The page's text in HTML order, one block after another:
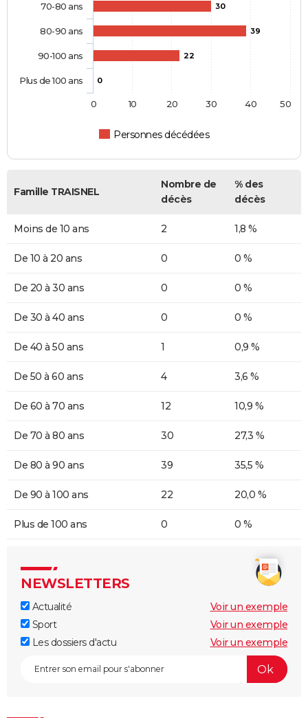
30
39
22
0
Personnes décédées
70-80 ans
80-90 ans
90-100 ans
Plus de 100 ans
0 10 20 30 40 50
Famille TRAISNEL
Nombre de
décès
% des
décès
Moins de 10 ans 2 1,8 %
De 10 à 20 ans 0 0 %
De 20 à 30 ans 0 0 %
De 30 à 40 ans 0 0 %
De 40 à 50 ans 1 0,9 %
De 50 à 60 ans 4 3,6 %
De 60 à 70 ans 12 10,9 %
De 70 à 80 ans 30 27,3 %
De 80 à 90 ans 39 35,5 %
De 90 à 100 ans 22 20,0 %
Plus de 100 ans 0 0 %
NEWSLETTERS
Actualité
Voir un exemple
Sport
Voir un exemple
Les dossiers d'actu
Voir un exemple